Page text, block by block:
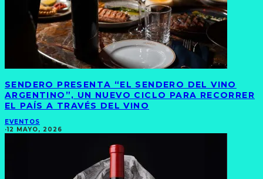
SENDERO PRESENTA “EL SENDERO DEL VINO
ARGENTINO”, UN NUEVO CICLO PARA RECORRER
EL PAÍS A TRAVÉS DEL VINO
EVENTOS
·12 MAYO, 2026